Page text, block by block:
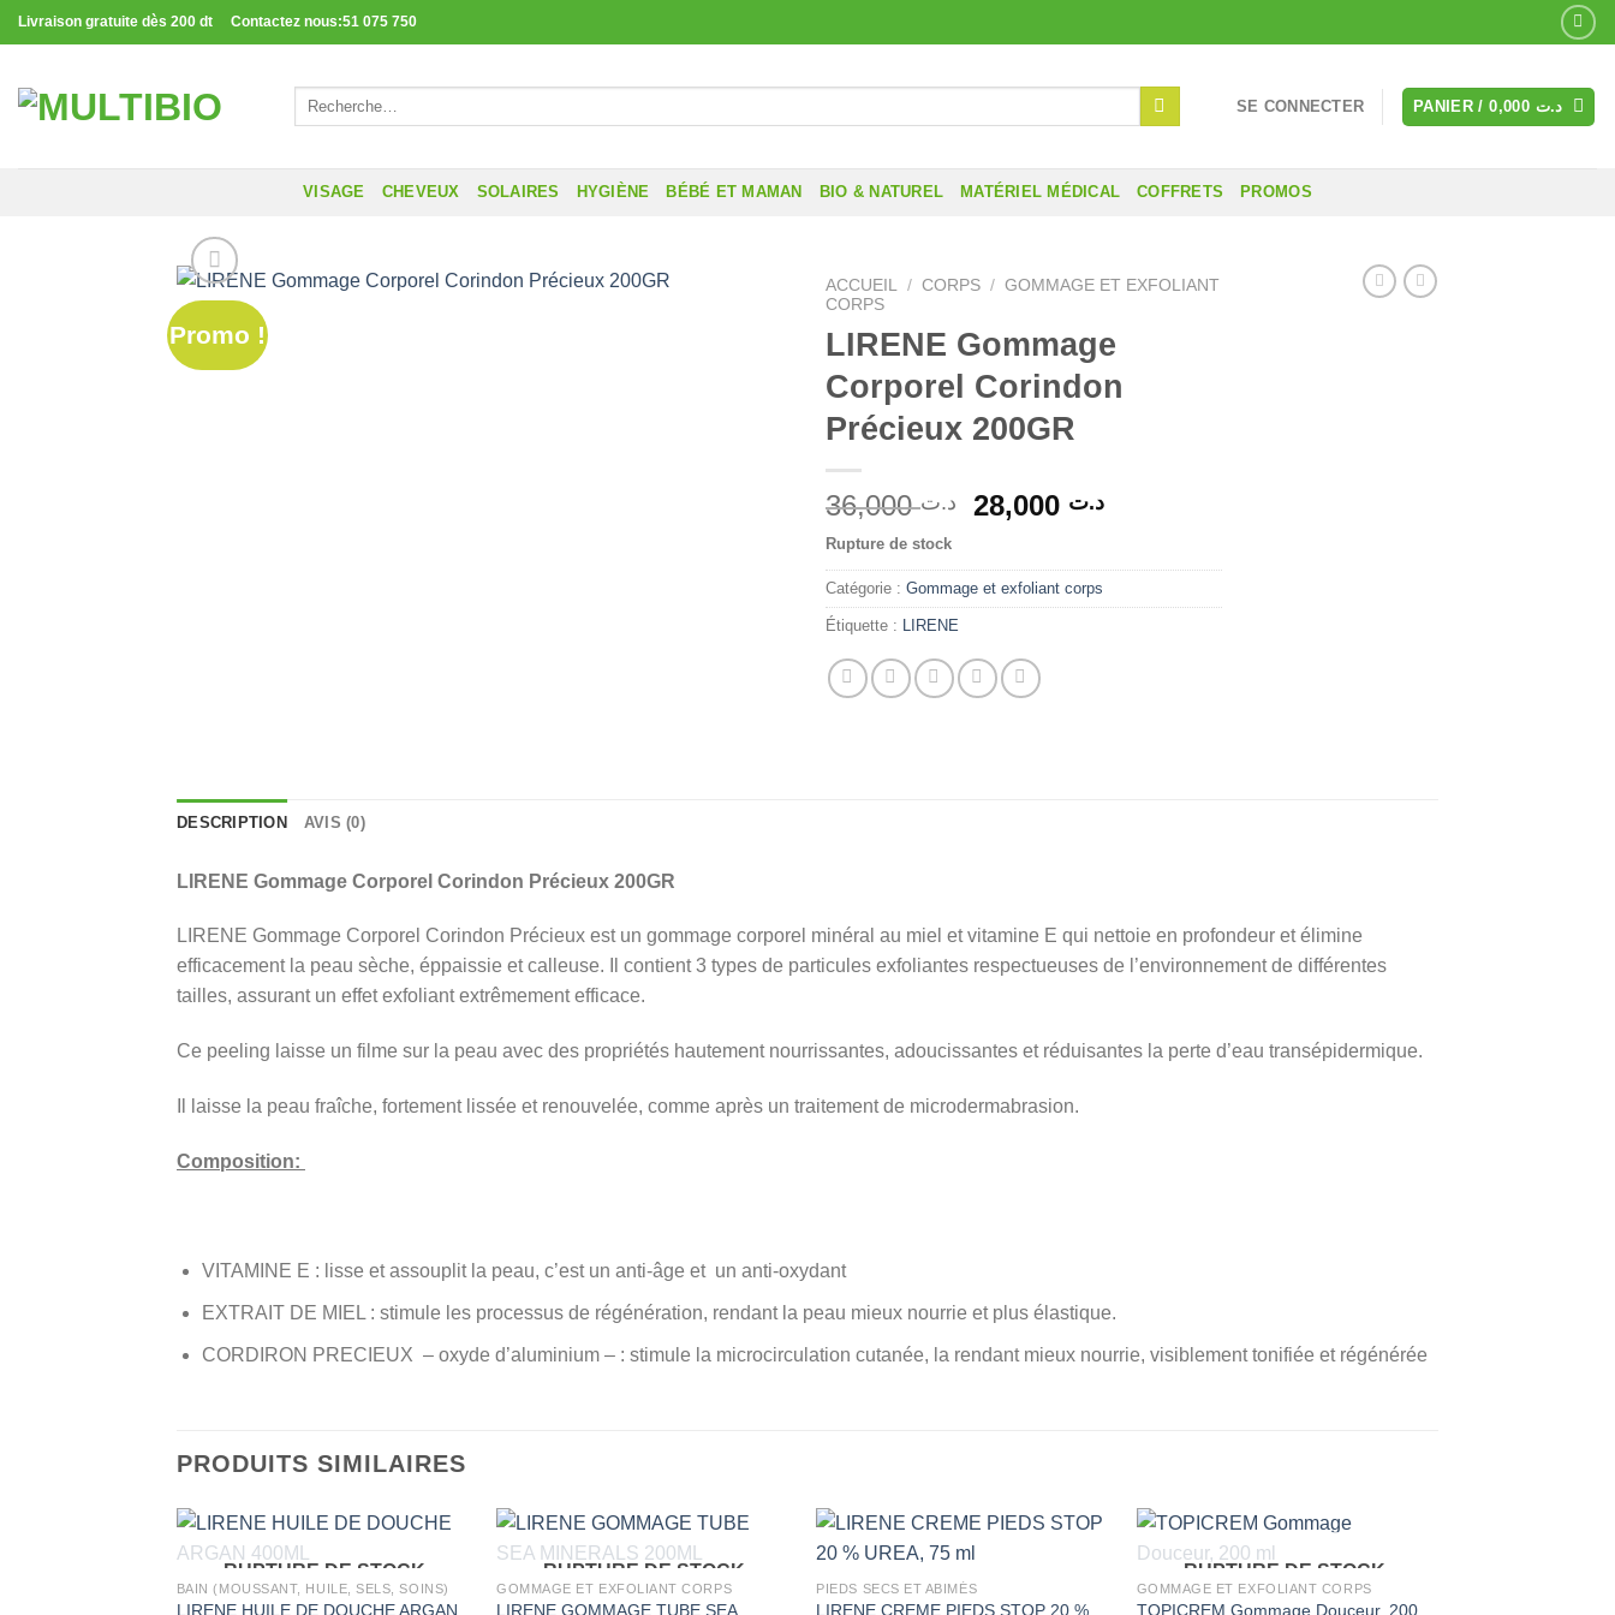
Passer
au
Livraison gratuite dès 200 dt Contactez nous:51 075 750
Recherche
SE CONNECTER PANIER / د.ت
VISAGE CHEVEUX SOLAIRES HYGIÈNE BÉBÉ ET MAMAN BIO & NATUREL MATÉRIEL MÉDICAL COFFRETS PROMOS
Promo !
ACCUEIL / CORPS / GOMMAGE ET EXFOLIANT
CORPS
LIRENE Gommage
Corporel Corindon
Précieux 200GR
د.ت36,000
Le
initial
était :
د.ت 36,000.
د.تLe
actuel
Rupture de stock
Catégorie : Gommage et exfoliant corps
Étiquette : LIRENE
DESCRIPTION AVIS (0)
LIRENE Gommage Corporel Corindon Précieux 200GR
LIRENE Gommage Corporel Corindon Précieux est un gommage corporel minéral au miel et vitamine E qui nettoie en profondeur et élimine
efficacement la peau sèche, éppaissie et calleuse. Il contient 3 types de particules exfoliantes respectueuses de l’environnement de différentes
tailles, assurant un effet exfoliant extrêmement efficace.
Ce peeling laisse un filme sur la peau avec des propriétés hautement nourrissantes, adoucissantes et réduisantes la perte d’eau transépidermique.
Il laisse la peau fraîche, fortement lissée et renouvelée, comme après un traitement de microdermabrasion.
Composition:
VITAMINE E : lisse et assouplit la peau, c’est un anti-âge et un anti-oxydant
EXTRAIT DE MIEL : stimule les processus de régénération, rendant la peau mieux nourrie et plus élastique.
CORDIRON PRECIEUX – oxyde d’aluminium – : stimule la microcirculation cutanée, la rendant mieux nourrie, visiblement tonifiée et régénérée
PRODUITS SIMILAIRES
RUPTURE DE STOCK
BAIN (MOUSSANT, HUILE, SELS, SOINS)
LIRENE HUILE DE DOUCHE ARGAN
RUPTURE DE STOCK
GOMMAGE ET EXFOLIANT CORPS
LIRENE GOMMAGE TUBE SEA
PIEDS SECS ET ABIMÉS
LIRENE CREME PIEDS STOP 20 %
RUPTURE DE STOCK
GOMMAGE ET EXFOLIANT CORPS
TOPICREM Gommage Douceur, 200